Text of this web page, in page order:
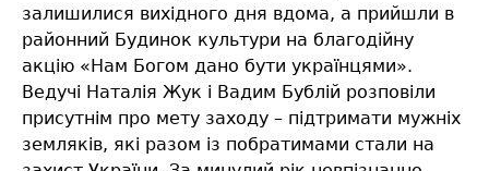
залишилися вихідного дня вдома, а прийшли в
районний Будинок культури на благодійну
акцію «Нам Богом дано бути українцями».
Ведучі Наталія Жук і Вадим Бублій розповіли
присутнім про мету заходу – підтримати мужніх
земляків, які разом із побратимами стали на